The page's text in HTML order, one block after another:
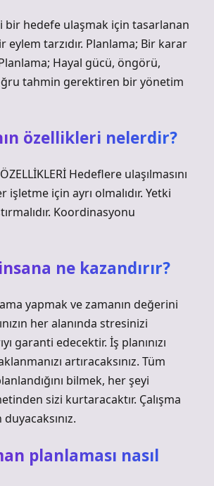
bir hedefe ulaşmak için tasarlanan
eylem tarzıdır. Planlama; Bir karar
Hayal gücü, öngörü,
tahmin gerektiren bir yönetim
özellikleri nelerdir?
Hedeflere ulaşılmasını
işletme için ayrı olmalıdır. Yetki
Koordinasyonu
ne kazandırır?
yapmak ve zamanın değerini
her alanında stresinizi
garanti edecektir. İş planınızı
artıracaksınız. Tüm
bilmek, her şeyi
sizi kurtaracaktır. Çalışma
planlaması nasıl